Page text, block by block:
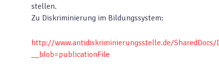
stellen.
Zu Diskriminierung im Bildungssystem:
http://www.antidiskriminierungsstelle.de/
__blob=publicationFile